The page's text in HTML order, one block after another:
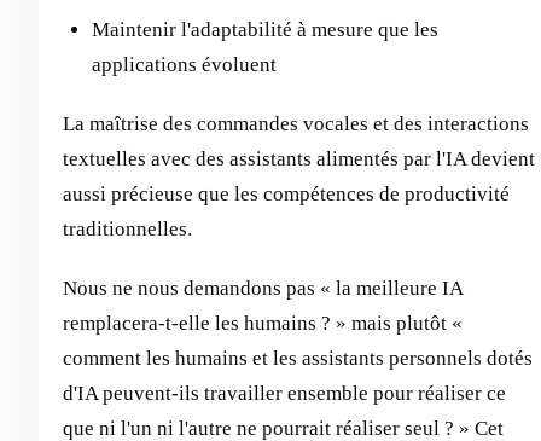
Maintenir l'adaptabilité à mesure que les
applications évoluent
La maîtrise des commandes vocales et des interactions
textuelles avec des assistants alimentés par l'IA devient
aussi précieuse que les compétences de productivité
traditionnelles.
Nous ne nous demandons pas « la meilleure IA
remplacera-t-elle les humains ? » mais plutôt «
comment les humains et les assistants personnels dotés
d'IA peuvent-ils travailler ensemble pour réaliser ce
que ni l'un ni l'autre ne pourrait réaliser seul ? » Cet